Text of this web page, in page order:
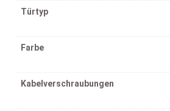
Türtyp
Farbe
Kabelverschraubungen